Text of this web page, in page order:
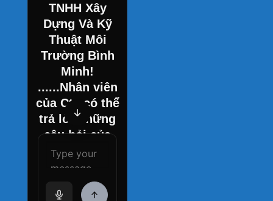
TNHH Xây
Dựng Và Kỹ
Thuật Môi
Trường Bình
Minh!
......Nhân viên
của Cty có thể
trả lời những
câu hỏi của
bạn.
How can I help
you today?